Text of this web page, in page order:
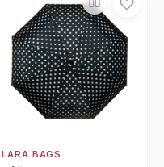
LARA BAGS